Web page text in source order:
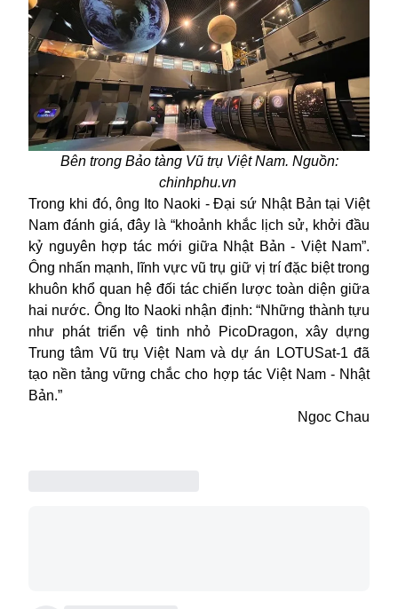
Bên trong Bảo tàng Vũ trụ Việt Nam. Nguồn:
chinhphu.vn
Trong khi đó, ông Ito Naoki - Đại sứ Nhật Bản tại Việt
Nam đánh giá, đây là “khoảnh khắc lịch sử, khởi đầu
kỷ nguyên hợp tác mới giữa Nhật Bản - Việt Nam”.
Ông nhấn mạnh, lĩnh vực vũ trụ giữ vị trí đặc biệt trong
khuôn khổ quan hệ đối tác chiến lược toàn diện giữa
hai nước. Ông Ito Naoki nhận định: “Những thành tựu
như phát triển vệ tinh nhỏ PicoDragon, xây dựng
Trung tâm Vũ trụ Việt Nam và dự án LOTUSat-1 đã
tạo nền tảng vững chắc cho hợp tác Việt Nam - Nhật
Bản.”
Ngoc Chau